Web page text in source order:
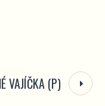
VAJÍČKA (P)